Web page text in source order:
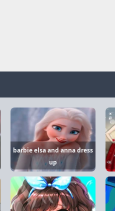
barbie elsa and anna dress
up